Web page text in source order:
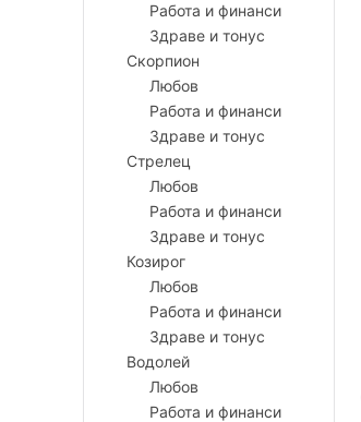
Работа и финанси
Здраве и тонус
Скорпион
Любов
Работа и финанси
Здраве и тонус
Стрелец
Любов
Работа и финанси
Здраве и тонус
Козирог
Любов
Работа и финанси
Здраве и тонус
Водолей
Любов
Работа и финанси